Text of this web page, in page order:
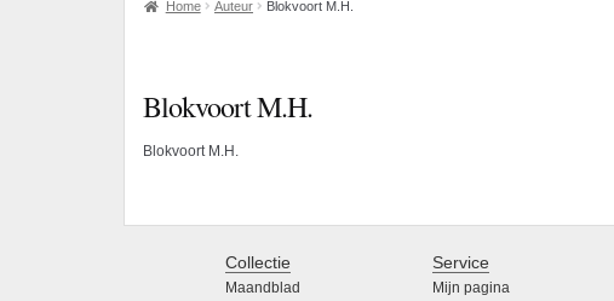
Home Auteur Blokvoort M.H.
Blokvoort M.H.
Blokvoort M.H.
Collectie
Maandblad
Service
Mijn pagina